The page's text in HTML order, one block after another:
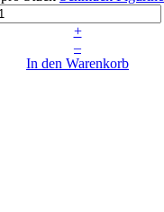
+
–
In den Warenkorb